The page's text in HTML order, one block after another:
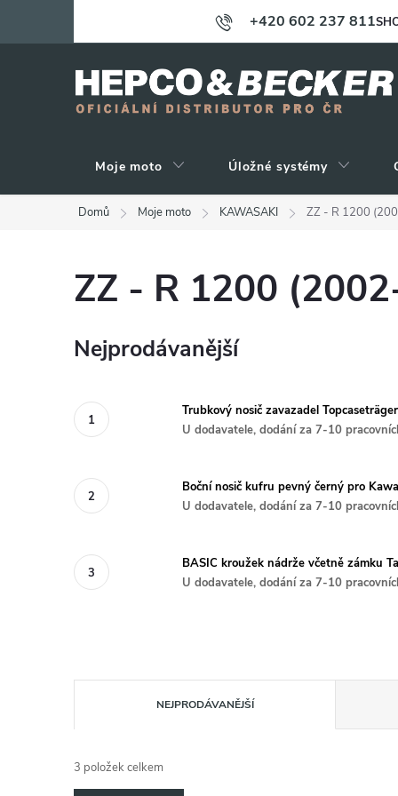
+420 602 237 811
Moje moto Úložné systémy
Domů Moje moto KAWASAKI ZZ - R 1200
ZZ - R 1200
Nejprodávanější
Trubkový nosič zavazadel
U dodavatele, dodání za 7-10
Boční nosič kufru pevný černý pro
U dodavatele, dodání za 7-10
BASIC kroužek nádrže včetně zámku
U dodavatele, dodání za 7-10
a
NEJPRODÁVANĚJŠÍ
3 položek celkem